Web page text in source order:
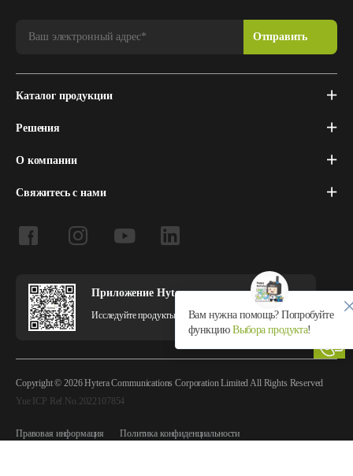
Каталог продукции
Решения
О компании
Свяжитесь с нами
Приложение Hytera
Исследуйте продукты и решения Hytera в приложении.
Copyright © 2026 Hytera Communications Corporation Limited All Rights Reserved
Yue ICP Ref.No.2022107854
Правовая информация
Политика конфиденциальности
Вам нужна помощь? Попробуйте
функциюВыбора продукта!